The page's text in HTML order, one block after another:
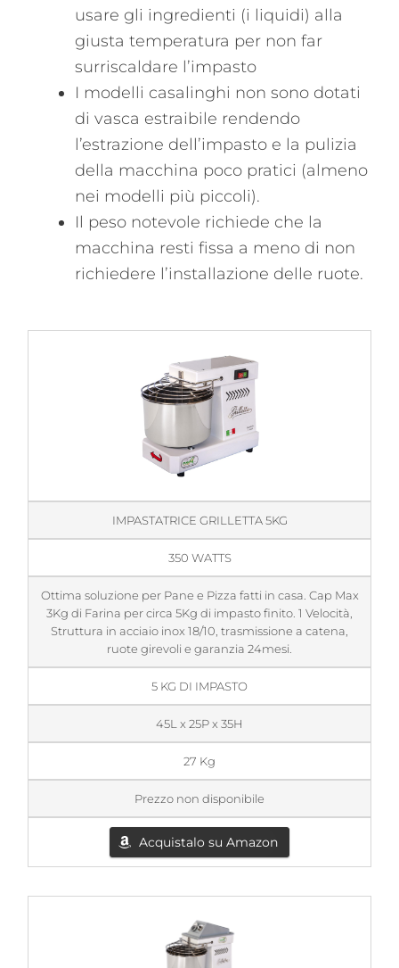
usare gli ingredienti (i liquidi) alla
giusta temperatura per non far
surriscaldare l’impasto
I modelli casalinghi non sono dotati
di vasca estraibile rendendo
l’estrazione dell’impasto e la pulizia
della macchina poco pratici (almeno
nei modelli più piccoli).
Il peso notevole richiede che la
macchina resti fissa a meno di non
richiedere l’installazione delle ruote.
IMPASTATRICE GRILLETTA 5KG
350 WATTS
Ottima soluzione per Pane e Pizza fatti in casa. Cap Max
3Kg di Farina per circa 5Kg di impasto finito. 1 Velocità,
Struttura in acciaio inox 18/10, trasmissione a catena,
ruote girevoli e garanzia 24mesi.
5 KG DI IMPASTO
45L x 25P x 35H
27 Kg
Prezzo non disponibile
Acquistalo su Amazon